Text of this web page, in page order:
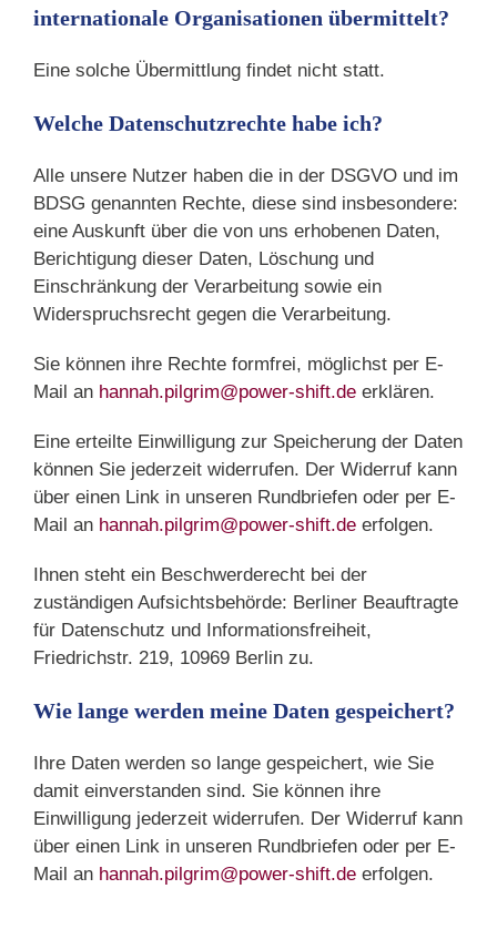
internationale Organisationen übermittelt?
Eine solche Übermittlung findet nicht statt.
Welche Datenschutzrechte habe ich?
Alle unsere Nutzer haben die in der DSGVO und im
BDSG genannten Rechte, diese sind insbesondere:
eine Auskunft über die von uns erhobenen Daten,
Berichtigung dieser Daten, Löschung und
Einschränkung der Verarbeitung sowie ein
Widerspruchsrecht gegen die Verarbeitung.
Sie können ihre Rechte formfrei, möglichst per E-
Mail an hannah.pilgrim@power-shift.de erklären.
Eine erteilte Einwilligung zur Speicherung der Daten
können Sie jederzeit widerrufen. Der Widerruf kann
über einen Link in unseren Rundbriefen oder per E-
Mail an hannah.pilgrim@power-shift.de erfolgen.
Ihnen steht ein Beschwerderecht bei der
zuständigen Aufsichtsbehörde: Berliner Beauftragte
für Datenschutz und Informationsfreiheit,
Friedrichstr. 219, 10969 Berlin zu.
Wie lange werden meine Daten gespeichert?
Ihre Daten werden so lange gespeichert, wie Sie
damit einverstanden sind. Sie können ihre
Einwilligung jederzeit widerrufen. Der Widerruf kann
über einen Link in unseren Rundbriefen oder per E-
Mail an hannah.pilgrim@power-shift.de erfolgen.